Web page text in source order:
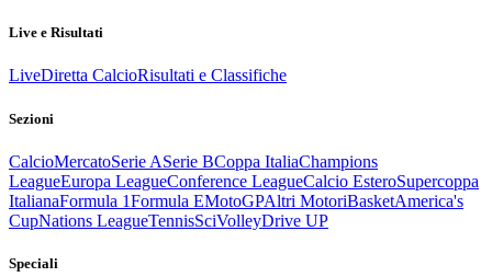
Live e Risultati
LiveDiretta CalcioRisultati e Classifiche
Sezioni
CalcioMercatoSerie ASerie BCoppa ItaliaChampions
LeagueEuropa LeagueConference LeagueCalcio EsteroSupercoppa
ItalianaFormula 1Formula EMotoGPAltri MotoriBasketAmerica's
CupNations LeagueTennisSciVolleyDrive UP
Speciali